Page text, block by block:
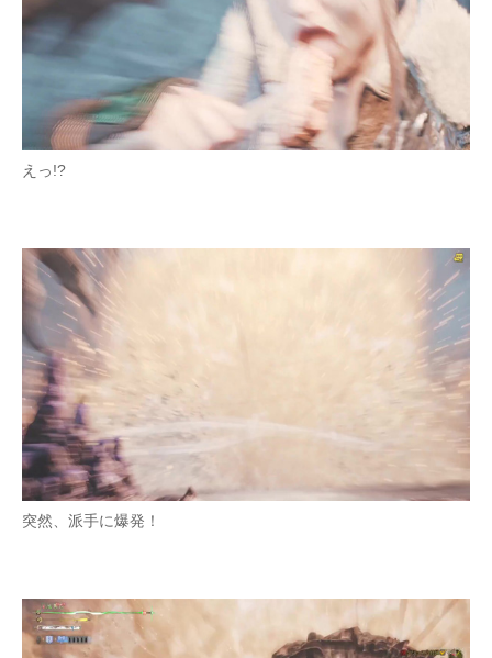
モノづくり技術者専門サイト
エレクトロニクス専門サイト
電子設計の基本と応用
エネルギーの専門メディア
ちょっと気になるネットの話題
えっ!?
突然、派手に爆発！